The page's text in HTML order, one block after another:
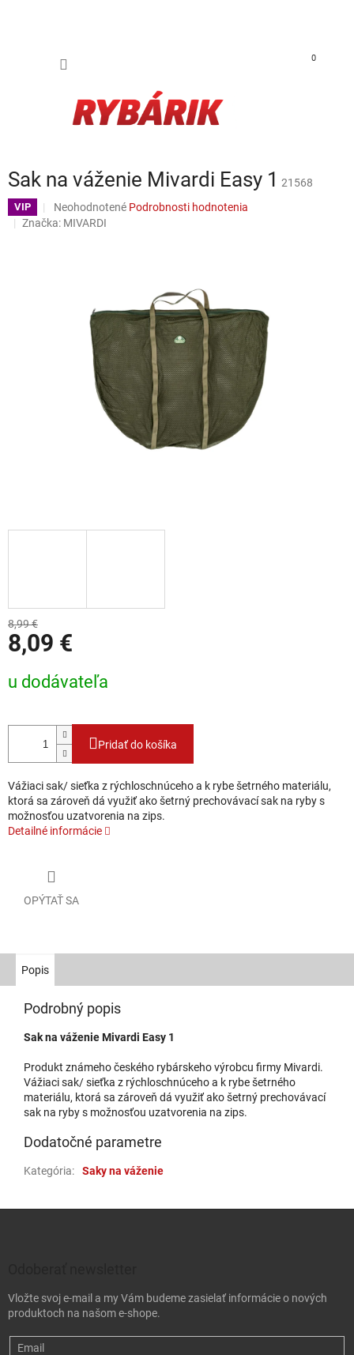
0
Sak na váženie Mivardi Easy 1 21568
VIP Priemerné hodnotenie produktu je 0,0 z 5 hviezdičiek.
Neohodnotené Podrobnosti hodnotenia
Značka: MIVARDI
8,99 €
8,09 €
u dodávateľa
Pridať do košíka
Vážiaci sak/ sieťka z rýchloschnúceho a k rybe šetrného materiálu,
ktorá sa zároveň dá využiť ako šetrný prechovávací sak na ryby s
možnosťou uzatvorenia na zips.
Detailné informácie
OPÝTAŤ SA
Popis
Podrobný popis
Sak na váženie Mivardi Easy 1
Produkt známeho českého rybárskeho výrobcu firmy Mivardi.
Vážiaci sak/ sieťka z rýchloschnúceho a k rybe šetrného
materiálu, ktorá sa zároveň dá využiť ako šetrný prechovávací
sak na ryby s možnosťou uzatvorenia na zips.
Dodatočné parametre
Kategória: Saky na váženie
Vložte svoj e-mail a my Vám budeme zasielať informácie o nových
produktoch na našom e-shope.
Email